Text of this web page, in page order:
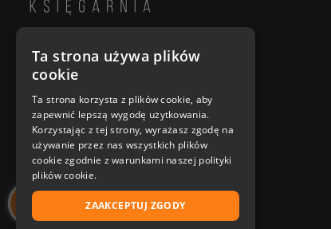
Poniedziałek - Piątek
8:00 - 18:00
[email protected]
Bądź z nami na bieżąco
Ta strona używa plików
cookie
Ta strona korzysta z plików cookie, aby
zapewnić lepszą wygodę użytkowania.
Korzystając z tej strony, wyrażasz zgodę na
używanie przez nas wszystkich plików
cookie zgodnie z warunkami naszej polityki
plików cookie.
ZAAKCEPTUJ ZGODY